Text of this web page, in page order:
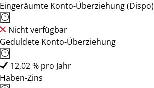
Eingeräumte Konto-Überziehung (Dispo)
Nicht verfügbar
Geduldete Konto-Überziehung
12,02 % pro Jahr
Haben-Zins